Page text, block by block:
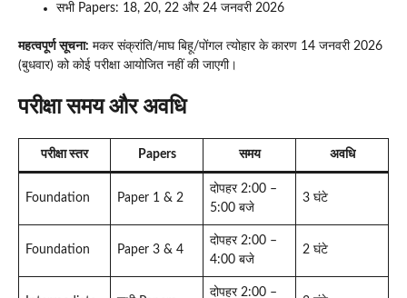
सभी Papers: 18, 20, 22 और 24 जनवरी 2026
महत्वपूर्ण सूचना: मकर संक्रांति/माघ बिहू/पोंगल त्योहार के कारण 14 जनवरी 2026
(बुधवार) को कोई परीक्षा आयोजित नहीं की जाएगी।
परीक्षा समय और अवधि
परीक्षा स्तर Papers समय अवधि
Foundation Paper 1 & 2
दोपहर 2:00 –
5:00 बजे
3 घंटे
Foundation Paper 3 & 4
दोपहर 2:00 –
4:00 बजे
2 घंटे
दोपहर 2:00 –